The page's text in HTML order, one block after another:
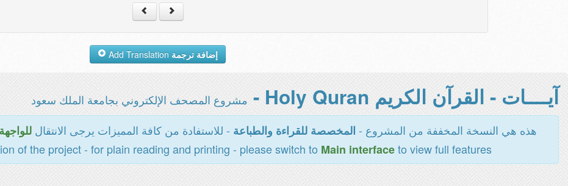
إضافة ترجمة
آيــــات - القرآن الكريم Holy Quran - مشروع المصحف الإلكتروني بجامعة الملك سعود
هذه هي النسخة المخففة من المشروع - المخصصة للقراءة والطباعة - للاستفادة من كافة المميزات يرجى الانتقال
of the project - for plain reading and printing - please switch to Main interfaceto view full features